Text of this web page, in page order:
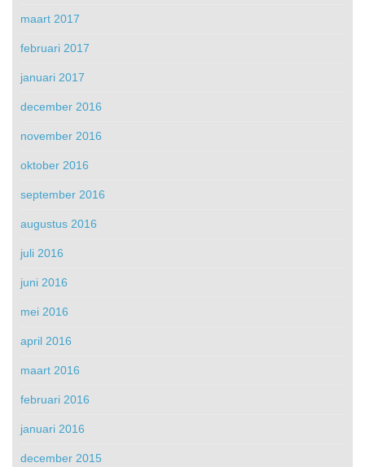
maart 2017
februari 2017
januari 2017
december 2016
november 2016
oktober 2016
september 2016
augustus 2016
juli 2016
juni 2016
mei 2016
april 2016
maart 2016
februari 2016
januari 2016
december 2015